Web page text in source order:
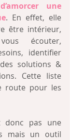
d’amorcer une
. En effet, elle
être intérieur,
écouter,
identifier
solutions &
Cette liste
route pour les
donc pas une
mais un outil